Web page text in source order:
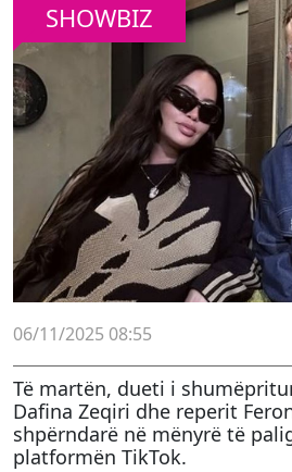
SHOWBIZ
06/11/2025 08:55
Të martën, dueti i
Dafina Zeqiri dhe reperit
shpërndarë në mënyrë të
platformën TikTok.